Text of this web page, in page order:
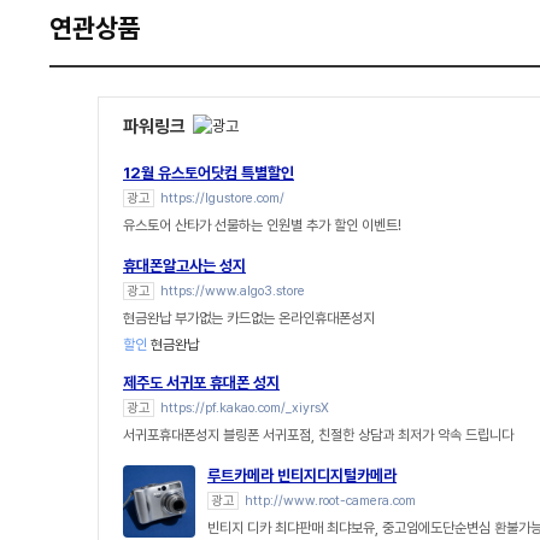
연관상품
파워링크
12월 유스토어닷컴 특별할인
광고 https://lgustore.com/
유스토어 산타가 선물하는 인원별 추가 할인 이벤트!
휴대폰알고사는 성지
광고 https://www.algo3.store
현금완납 부가없는 카드없는 온라인휴대폰성지
할인 현금완납
제주도 서귀포 휴대폰 성지
광고 https://pf.kakao.com/_xiyrsX
서귀포휴대폰성지 블링폰 서귀포점, 친절한 상담과 최저가 약속 드립니다
루트카메라 빈티지디지털카메라
광고 http://www.root-camera.com
빈티지 디카 최댜판매 최댜보유, 중고임에도단순변심 환불가